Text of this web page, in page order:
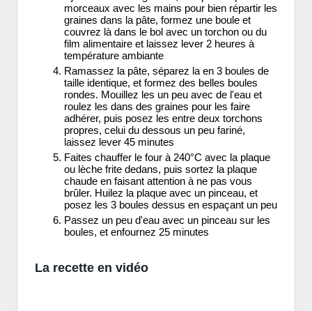
morceaux avec les mains pour bien répartir les
graines dans la pâte, formez une boule et
couvrez là dans le bol avec un torchon ou du
film alimentaire et laissez lever 2 heures à
température ambiante
Ramassez la pâte, séparez la en 3 boules de
taille identique, et formez des belles boules
rondes. Mouillez les un peu avec de l'eau et
roulez les dans des graines pour les faire
adhérer, puis posez les entre deux torchons
propres, celui du dessous un peu fariné,
laissez lever 45 minutes
Faites chauffer le four à 240°C avec la plaque
ou lèche frite dedans, puis sortez la plaque
chaude en faisant attention à ne pas vous
brûler. Huilez la plaque avec un pinceau, et
posez les 3 boules dessus en espaçant un peu
Passez un peu d'eau avec un pinceau sur les
boules, et enfournez 25 minutes
La recette en vidéo